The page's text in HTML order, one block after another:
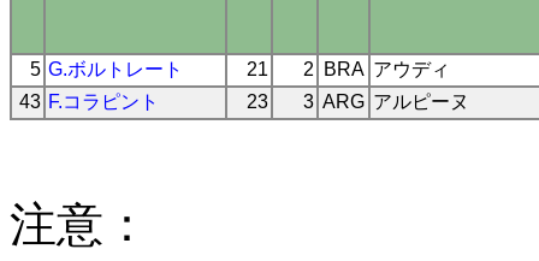
5 G.ボルトレート 21 2 BRA アウディ
43 F.コラピント 23 3 ARG アルピーヌ
注意：